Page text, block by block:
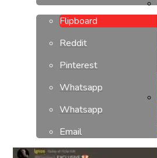
Flipboard
Reddit
Pinterest
Whatsapp
Whatsapp
Email